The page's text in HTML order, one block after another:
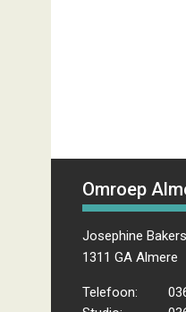
Omroep
Josephine
1311 GA Almere
Telefoon: